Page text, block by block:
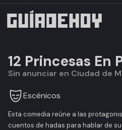
12 Princesas En
Sin anunciar en Ciudad de
Escénicos
Esta comedia reúne a las
cuentos de hadas para hablar de